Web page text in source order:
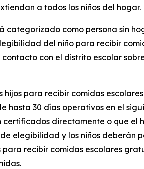
a todos los niños del hogar.
como persona sin
del niño para recibir
con el distrito escolar
para recibir comidas
30 días operativos en el
directamente o que
elegibilidad y los niños deberán
recibir comidas escolares